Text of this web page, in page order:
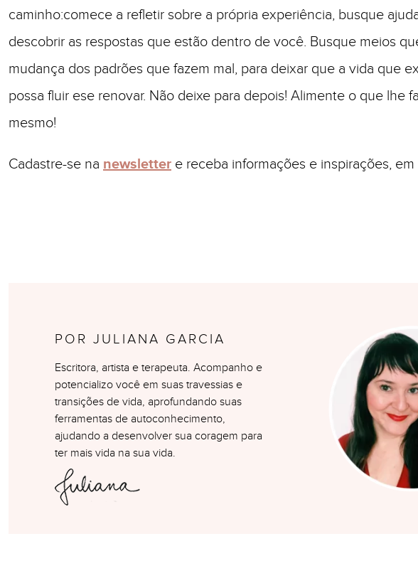
caminho:comece a refletir sobre a própria experiência, busque
descobrir as respostas que estão dentro de você. Busque meios
mudança dos padrões que fazem mal, para deixar que a vida que
possa fluir ese renovar. Não deixe para depois! Alimente o que lhe
mesmo!
Cadastre-se na newsletter e receba informações e inspirações, em
POR JULIANA GARCIA
Escritora, artista e terapeuta. Acompanho e
potencializo você em suas travessias e
transições de vida, aprofundando suas
ferramentas de autoconhecimento,
ajudando a desenvolver sua coragem para
ter mais vida na sua vida.